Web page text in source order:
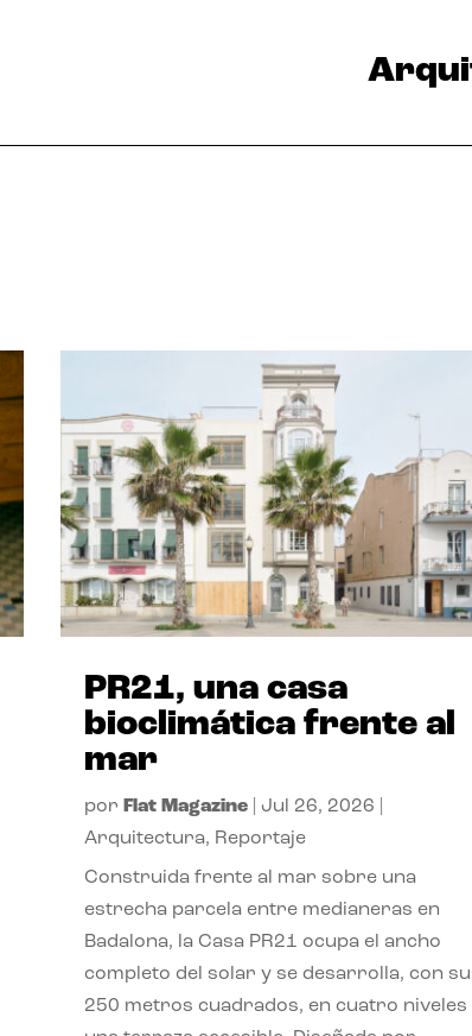
PR21, una casa
bioclimática frente al
mar
por Flat Magazine| Jul 26, 2026
Arquitectura, Reportaje
Construida frente al mar sobre una
estrecha parcela entre medianeras en
Badalona, la Casa PR21 ocupa el ancho
completo del solar y se desarrolla, con
250 metros cuadrados, en cuatro niveles